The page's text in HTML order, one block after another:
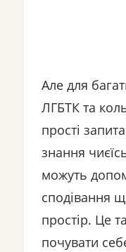
Але для
ЛГБТК та
прості
знання
можуть
сподівання
простір. Це
почувати